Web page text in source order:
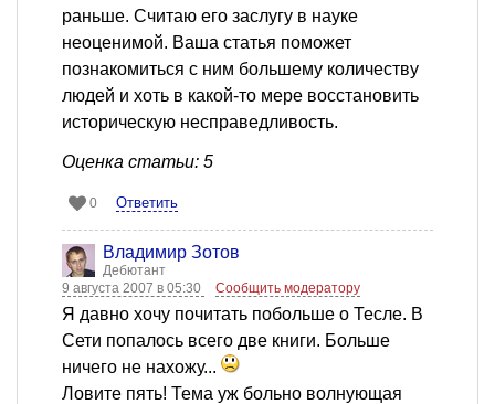
раньше. Считаю его заслугу в науке
неоценимой. Ваша статья поможет
познакомиться с ним большему количеству
людей и хоть в какой-то мере восстановить
историческую несправедливость.
Оценка статьи: 5
0 Ответить
Владимир Зотов
Дебютант
9 августа 2007 в 05:30
Сообщить модератору
Я давно хочу почитать побольше о Тесле. В
Сети попалось всего две книги. Больше
ничего не нахожу...
Ловите пять! Тема уж больно волнующая